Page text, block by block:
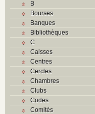
B
Bourses
Banques
Bibliothèques
C
Caisses
Centres
Cercles
Chambres
Clubs
Codes
Comités